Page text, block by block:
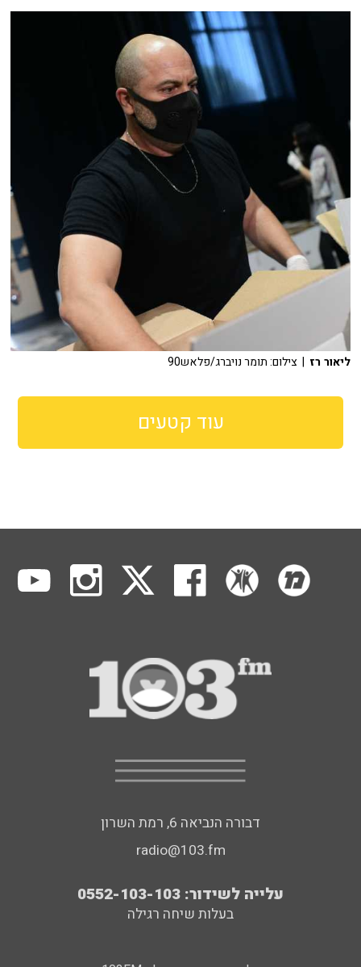
ליאור רז | צילום: תומר נויברג/פלאש90
עוד קטעים
דבורה הנביאה 6, רמת השרון
radio@103.fm
עלייה לשידור: 0552-103-103
בעלות שיחה רגילה